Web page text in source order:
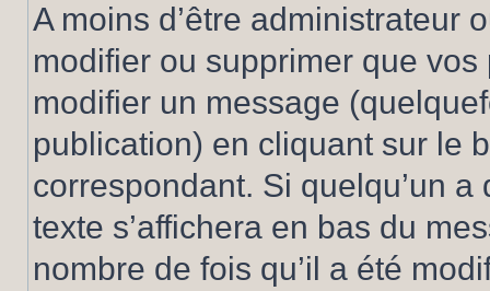
A moins d’être administrateur
modifier ou supprimer que
modifier un message
publication) en cliquant sur le
correspondant. Si quelqu’un
texte s’affichera en bas du
nombre de fois qu’il a été